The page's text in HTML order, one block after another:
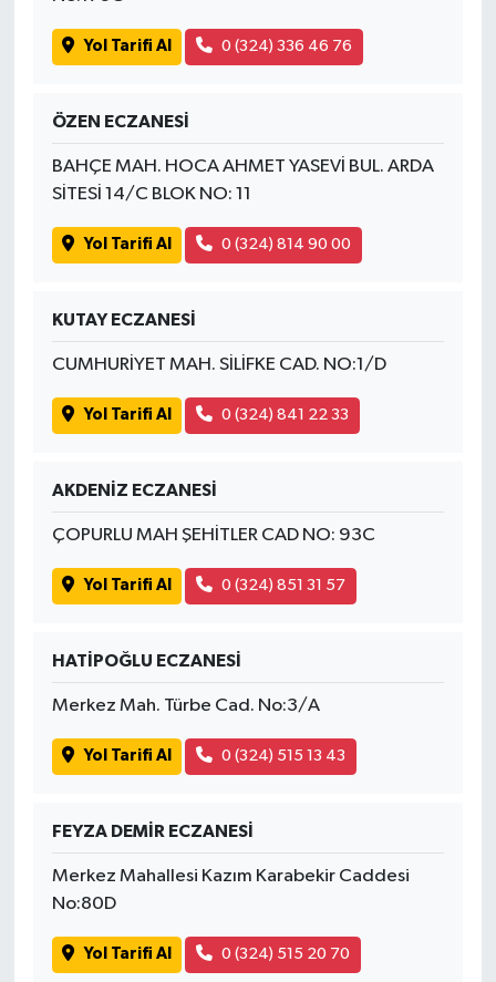
Yol Tarifi Al 0 (324) 336 46 76
ÖZEN ECZANESİ
BAHÇE MAH. HOCA AHMET YASEVİ BUL. ARDA
SİTESİ 14/C BLOK NO: 11
Yol Tarifi Al 0 (324) 814 90 00
KUTAY ECZANESİ
CUMHURİYET MAH. SİLİFKE CAD. NO:1/D
Yol Tarifi Al 0 (324) 841 22 33
AKDENİZ ECZANESİ
ÇOPURLU MAH ŞEHİTLER CAD NO: 93C
Yol Tarifi Al 0 (324) 851 31 57
HATİPOĞLU ECZANESİ
Merkez Mah. Türbe Cad. No:3/A
Yol Tarifi Al 0 (324) 515 13 43
FEYZA DEMİR ECZANESİ
Merkez Mahallesi Kazım Karabekir Caddesi
No:80D
Yol Tarifi Al 0 (324) 515 20 70